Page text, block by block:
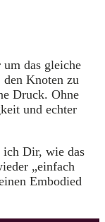
das gleiche
den Knoten zu
Druck. Ohne
und echter
ich Dir, wie das
„einfach
Embodied